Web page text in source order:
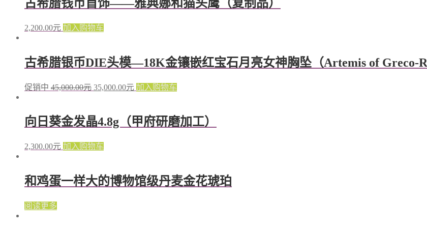
古希腊钱币首饰——雅典娜和猫头鹰（复制品）
2,200.00元 加入购物车
古希腊银币DIE头模—18K金镶嵌红宝石月亮女神胸坠（Artemis of Greco-
促销中 45,000.00元 35,000.00元 加入购物车
向日葵金发晶4.8g（甲府研磨加工）
2,300.00元 加入购物车
和鸡蛋一样大的博物馆级丹麦金花琥珀
阅读更多